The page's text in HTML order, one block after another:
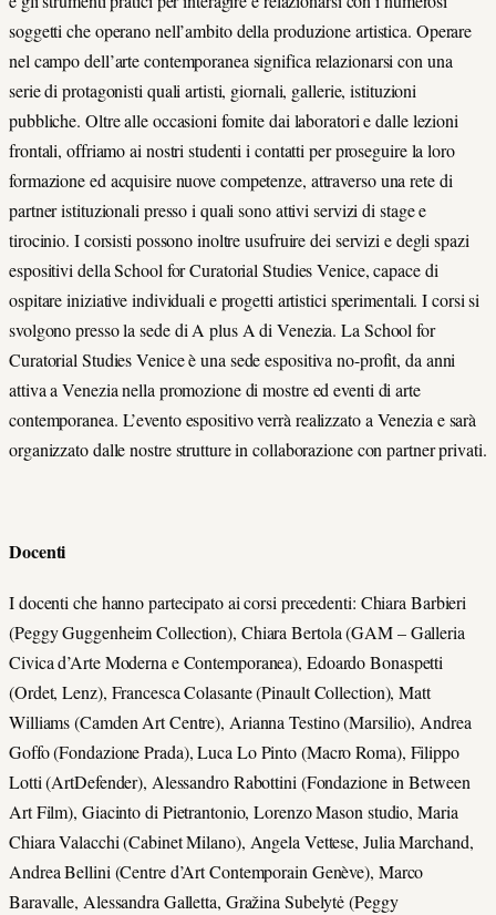
soggetti che operano nell’ambito della produzione artistica. Operare
nel campo dell’arte contemporanea significa relazionarsi con una
serie di protagonisti quali artisti, giornali, gallerie, istituzioni
pubbliche. Oltre alle occasioni fornite dai laboratori e dalle lezioni
frontali, offriamo ai nostri studenti i contatti per proseguire la loro
formazione ed acquisire nuove competenze, attraverso una rete di
partner istituzionali presso i quali sono attivi servizi di stage e
tirocinio. I corsisti possono inoltre usufruire dei servizi e degli spazi
espositivi della School for Curatorial Studies Venice, capace di
ospitare iniziative individuali e progetti artistici sperimentali. I corsi si
svolgono presso la sede di A plus A di Venezia. La School for
Curatorial Studies Venice è una sede espositiva no-profit, da anni
attiva a Venezia nella promozione di mostre ed eventi di arte
contemporanea. L’evento espositivo verrà realizzato a Venezia e sarà
organizzato dalle nostre strutture in collaborazione con partner privati.
Docenti
I docenti che hanno partecipato ai corsi precedenti: Chiara Barbieri
(Peggy Guggenheim Collection), Chiara Bertola (GAM – Galleria
Civica d’Arte Moderna e Contemporanea), Edoardo Bonaspetti
(Ordet, Lenz), Francesca Colasante (Pinault Collection), Matt
Williams (Camden Art Centre), Arianna Testino (Marsilio), Andrea
Goffo (Fondazione Prada), Luca Lo Pinto (Macro Roma), Filippo
Lotti (ArtDefender), Alessandro Rabottini (Fondazione in Between
Art Film), Giacinto di Pietrantonio, Lorenzo Mason studio, Maria
Chiara Valacchi (Cabinet Milano), Angela Vettese, Julia Marchand,
Andrea Bellini (Centre d’Art Contemporain Genève), Marco
Baravalle, Alessandra Galletta, Gražina Subelytė (Peggy